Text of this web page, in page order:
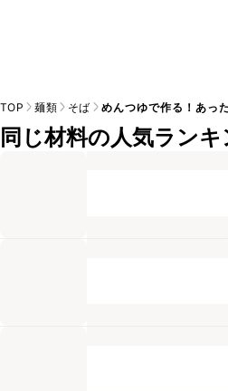
TOP 麺類 そば めんつゆで作る！あっ
同じ材料の人気ラン